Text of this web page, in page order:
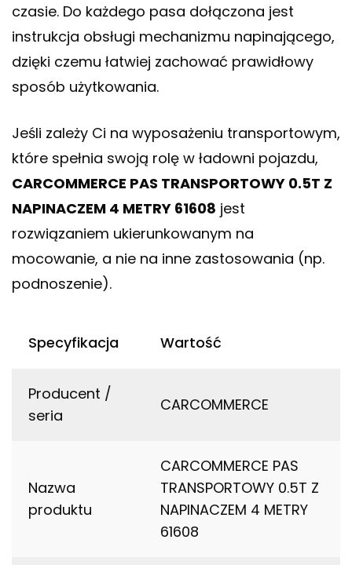
czasie. Do każdego pasa dołączona jest
instrukcja obsługi mechanizmu napinającego,
dzięki czemu łatwiej zachować prawidłowy
sposób użytkowania.
Jeśli zależy Ci na wyposażeniu transportowym,
które spełnia swoją rolę w ładowni pojazdu,
CARCOMMERCE PAS TRANSPORTOWY 0.5T Z
NAPINACZEM 4 METRY 61608 jest
rozwiązaniem ukierunkowanym na
mocowanie, a nie na inne zastosowania (np.
podnoszenie).
Specyfikacja Wartość
Producent /
seria
CARCOMMERCE
Nazwa
produktu
CARCOMMERCE PAS
TRANSPORTOWY 0.5T Z
NAPINACZEM 4 METRY
61608